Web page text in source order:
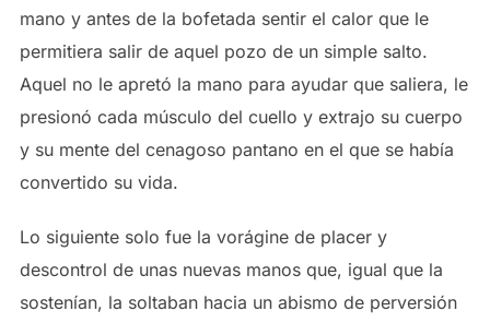
mano y antes de la bofetada sentir el calor que le
permitiera salir de aquel pozo de un simple salto.
Aquel no le apretó la mano para ayudar que saliera, le
presionó cada músculo del cuello y extrajo su cuerpo
y su mente del cenagoso pantano en el que se había
convertido su vida.
Lo siguiente solo fue la vorágine de placer y
descontrol de unas nuevas manos que, igual que la
sostenían, la soltaban hacia un abismo de perversión